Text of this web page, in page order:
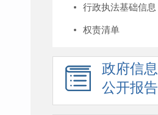
行政执法基础信息
权责清单
政府信息
公开报告